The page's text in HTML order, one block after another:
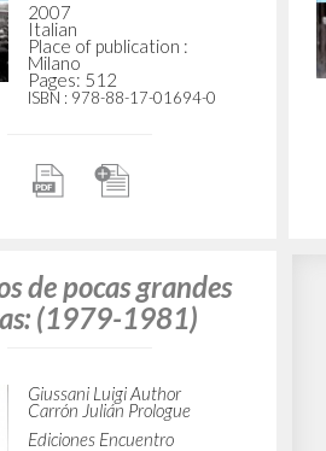
2007
Italian
Place of publication :
Milano
Pages: 512
ISBN : 978-88-17-01694-0
de pocas grandes
(1979-1981)
Giussani Luigi Author
Carrón Julián Prologue
Ediciones Encuentro